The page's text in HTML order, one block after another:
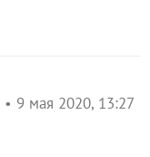
9 мая 2020, 13:27